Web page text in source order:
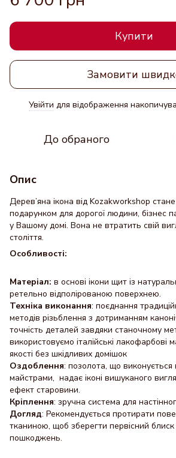
Купити
Замовити
Увійти для відображення
До обраного
Опис
Дерев’яна ікона від Kozakworkshop
подарунком для дорогої людини, бізнес
у Вашому домі. Вона не втратить свій
століття.
Особливості:
Матеріал: в основі ікони щит із
ретельно відполірованою поверхнею.
Техніка виконання: поєднання
методів різьблення з дотриманням
точність деталей завдяки станочному
використовуємо італійські лакофарбові
якості без шкідливих домішок
Оздоблення: позолота, що
майстрами, надає іконі вишуканого
ефект старовини.
Кріплення: зручна система для
Догляд: Рекомендується протирати
тканиною, щоб зберегти первісний блиск
пошкоджень.